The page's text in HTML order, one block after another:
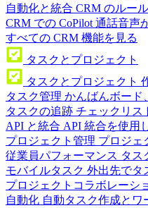
自動化と統合 CRM のルー
CRM での CoPilot 通話音声
すべての CRM 機能を見る
タスクとプロジェクト
タスクとプロジェクト
タスク管理 かんばんボード
タスクの追跡 チェックリス
API と統合 API 統合を使用
プロジェクト管理 プロジェ
従業員パフォーマンス タス
モバイルタスク 外出先でタ
プロジェクトコラボレーシ
自動化 自動タスク作成と